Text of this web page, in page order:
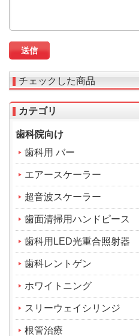
チェックした商品
カテゴリ
歯科院向け
歯科用 バー
エアースケーラー
超音波スケーラー
歯面清掃用ハンドピース
歯科用LED光重合照射器
歯科レントゲン
ホワイトニング
スリーウェイシリンジ
根管治療